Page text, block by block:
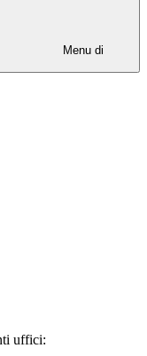
Menu di
uffici: